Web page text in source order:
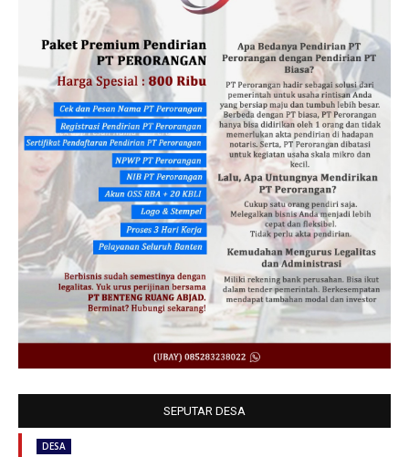
SEPUTAR DESA
DESA